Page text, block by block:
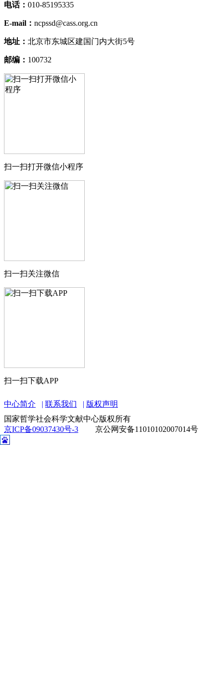
电话： 010-85195335
E-mail： ncpssd@cass.org.cn
地址： 北京市东城区建国门内大街5号
邮编： 100732
扫一扫打开微信小程序
扫一扫关注微信
扫一扫下载APP
中心简介 联系我们
版权声明
国家哲学社会科学文献中心版权所有
京ICP备09037430号-3
京公网安备11010102007014号